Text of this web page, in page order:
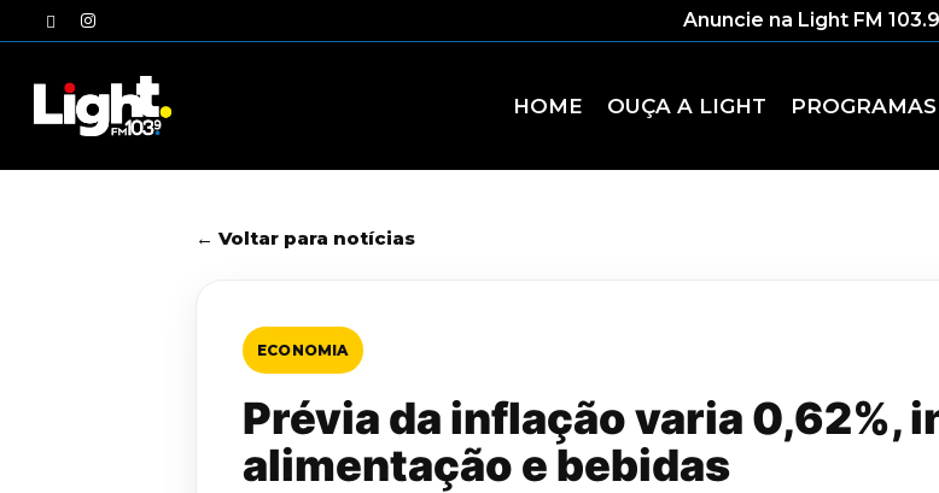
to
twitterinstagram Anuncie na Light FM 103.9
HOME OUÇA A LIGHT PROGRAMAS
← Voltar para notícias
ECONOMIA
Prévia da inflação varia 0,62%,
alimentação e bebidas